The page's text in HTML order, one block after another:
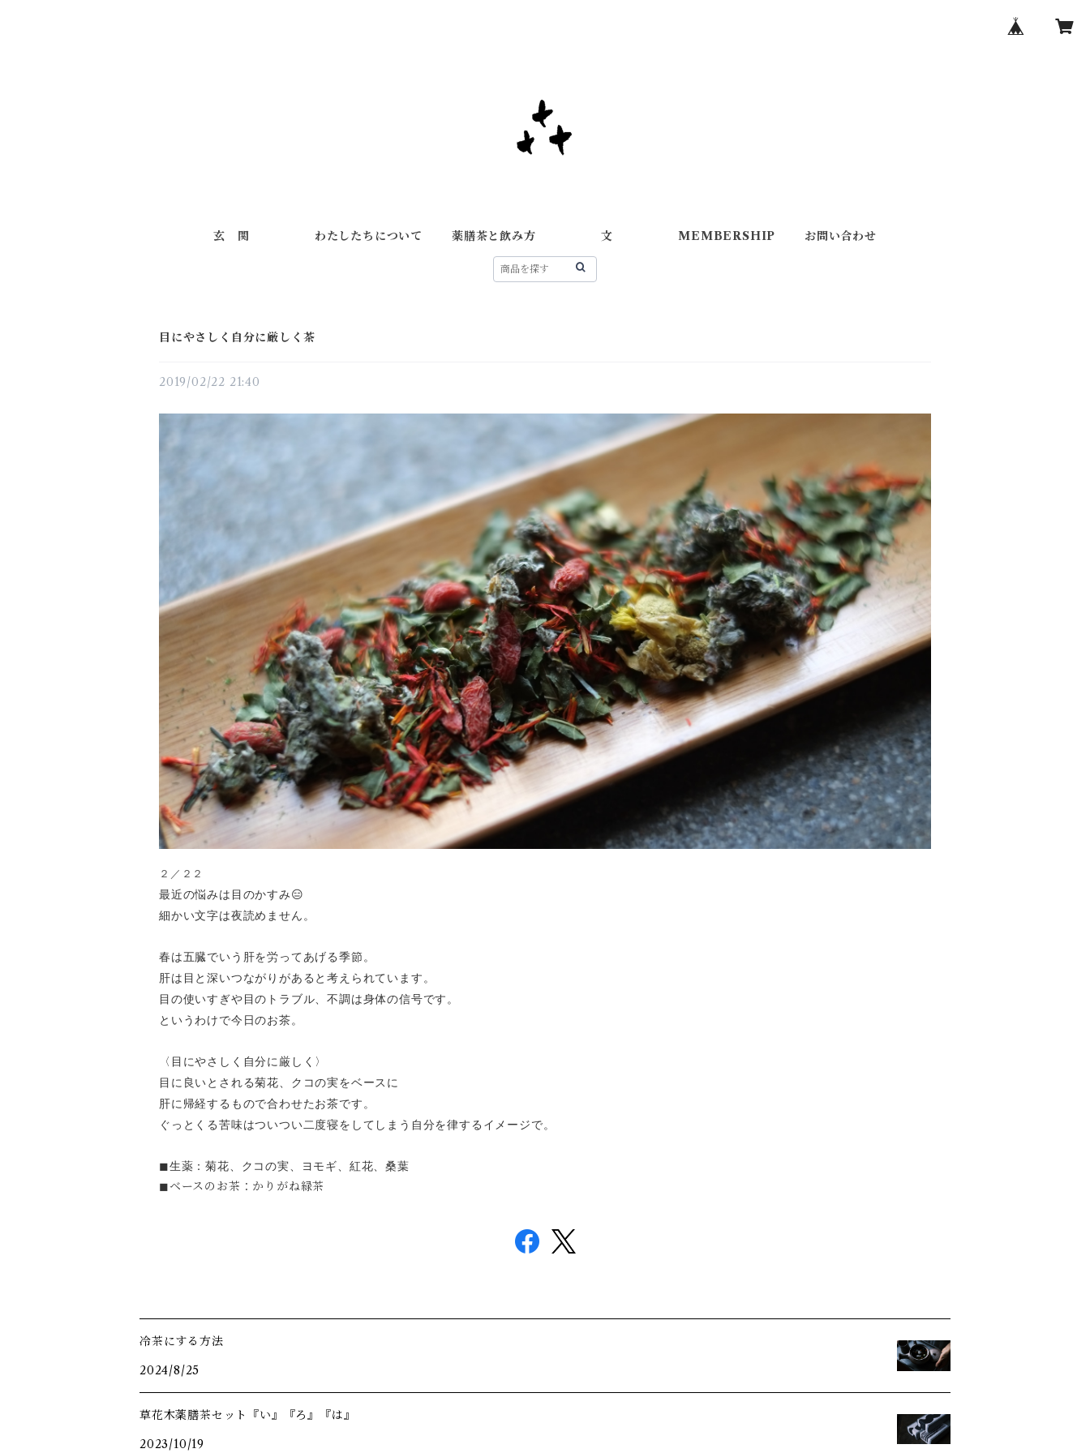
玄 関 わたしたちについて 薬膳茶と飲み方 文 MEMBERSHIP お問い合わせ
目にやさしく自分に厳しく茶
2019/02/22 21:40
２／２２
最近の悩みは目のかすみ😑
細かい文字は夜読めません。
春は五臓でいう肝を労ってあげる季節。
肝は目と深いつながりがあると考えられています。
目の使いすぎや目のトラブル、不調は身体の信号です。
というわけで今日のお茶。
〈目にやさしく自分に厳しく〉
目に良いとされる菊花、クコの実をベースに
肝に帰経するもので合わせたお茶です。
ぐっとくる苦味はついつい二度寝をしてしまう自分を律するイメージで。
◼︎生薬：菊花、 クコの実、 ヨモギ、 紅花、桑葉
◼︎ベースのお茶：かりがね緑茶
冷茶にする方法
2024/8/25
草花木薬膳茶セット『い』『ろ』『は』
2023/10/19